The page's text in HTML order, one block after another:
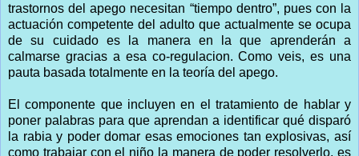
trastornos del apego necesitan “tiempo dentro”, pues con la
actuación competente del adulto que actualmente se ocupa
de su cuidado es la manera en la que aprenderán a
calmarse gracias a esa co-regulacion. Como veis, es una
pauta basada totalmente en la teoría del apego.
El componente que incluyen en el tratamiento de hablar y
poner palabras para que aprendan a identificar qué disparó
la rabia y poder domar esas emociones tan explosivas, así
como trabajar con el niño la manera de poder resolverlo, es